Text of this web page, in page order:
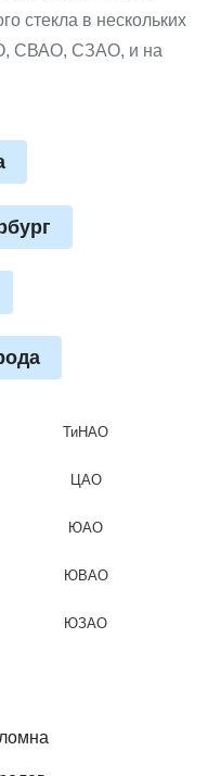
стекла в нескольких
СВАО, СЗАО, и на
ТиНАО
ЦАО
ЮАО
ЮВАО
ЮЗАО